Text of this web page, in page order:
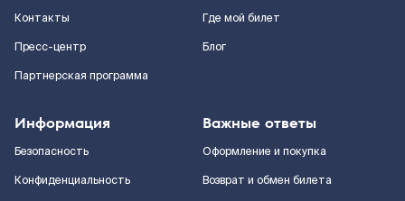
Контакты
Пресс-центр
Партнерская программа
Где мой билет
Блог
Информация
Безопасность
Конфиденциальность
Важные ответы
Оформление и покупка
Возврат и обмен билета